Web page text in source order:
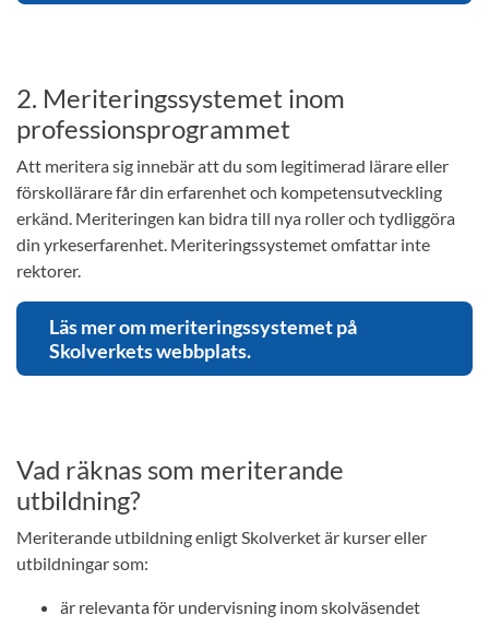
2. Meriteringssystemet inom
professionsprogrammet
Att meritera sig innebär att du som legitimerad lärare eller
förskollärare får din erfarenhet och kompetensutveckling
erkänd. Meriteringen kan bidra till nya roller och tydliggöra
din yrkeserfarenhet. Meriteringssystemet omfattar inte
rektorer.
Läs mer om meriteringssystemet på
Skolverkets webbplats.
Vad räknas som meriterande
utbildning?
Meriterande utbildning enligt Skolverket är kurser eller
utbildningar som:
är relevanta för undervisning inom skolväsendet